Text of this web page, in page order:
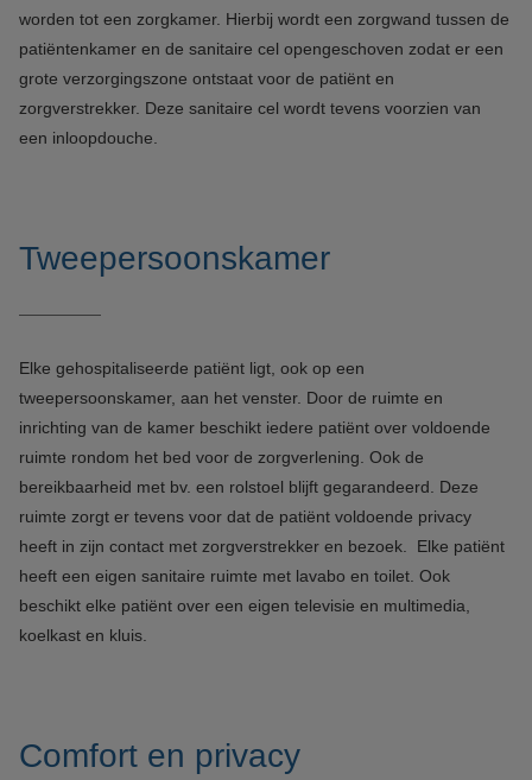
worden tot een zorgkamer. Hierbij wordt een zorgwand tussen de
patiëntenkamer en de sanitaire cel opengeschoven zodat er een
grote verzorgingszone ontstaat voor de patiënt en
zorgverstrekker. Deze sanitaire cel wordt tevens voorzien van
een inloopdouche.
Tweepersoonskamer
Elke gehospitaliseerde patiënt ligt, ook op een
tweepersoonskamer, aan het venster. Door de ruimte en
inrichting van de kamer beschikt iedere patiënt over voldoende
ruimte rondom het bed voor de zorgverlening. Ook de
bereikbaarheid met bv. een rolstoel blijft gegarandeerd. Deze
ruimte zorgt er tevens voor dat de patiënt voldoende privacy
heeft in zijn contact met zorgverstrekker en bezoek. Elke patiënt
heeft een eigen sanitaire ruimte met lavabo en toilet. Ook
beschikt elke patiënt over een eigen televisie en multimedia,
koelkast en kluis.
Comfort en privacy